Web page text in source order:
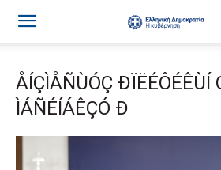
ÅÍÇÌÅÑÙÓÇ ÐÏËÉÔÉÊÙÍ
ÌÁÑÉÍÁÊÇÓ Ð